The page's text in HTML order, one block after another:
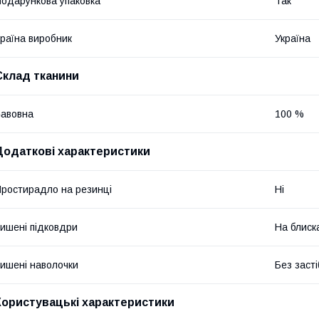
виробник Україна
тканини
100 %
характеристики
на резинці Ні
підковдри На
наволочки Без
характеристики